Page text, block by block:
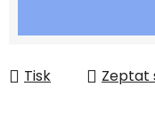
Tisk Zeptat